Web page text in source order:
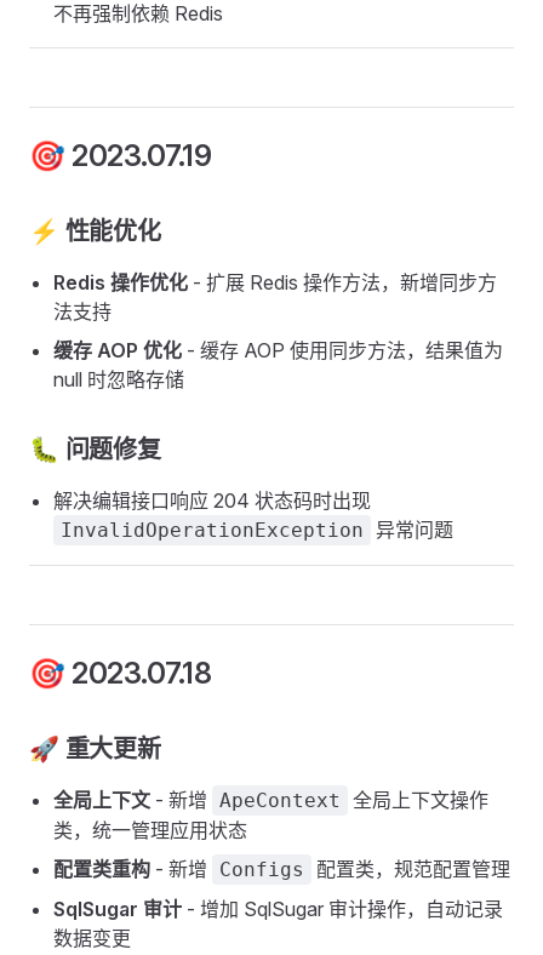
不再强制依赖 Redis
🎯 2023.07.19
⚡ 性能优化
Redis 操作优化 - 扩展 Redis 操作方法，新增同步方
法支持
缓存 AOP 优化 - 缓存 AOP 使用同步方法，结果值为
null 时忽略存储
🐛 问题修复
解决编辑接口响应 204 状态码时出现
InvalidOperationException 异常问题
🎯 2023.07.18
🚀 重大更新
全局上下文 - 新增 ApeContext
全局上下文操作
类，统一管理应用状态
配置类重构 - 新增 Configs
配置类，规范配置管理
SqlSugar 审计 - 增加 SqlSugar 审计操作，自动记录
数据变更